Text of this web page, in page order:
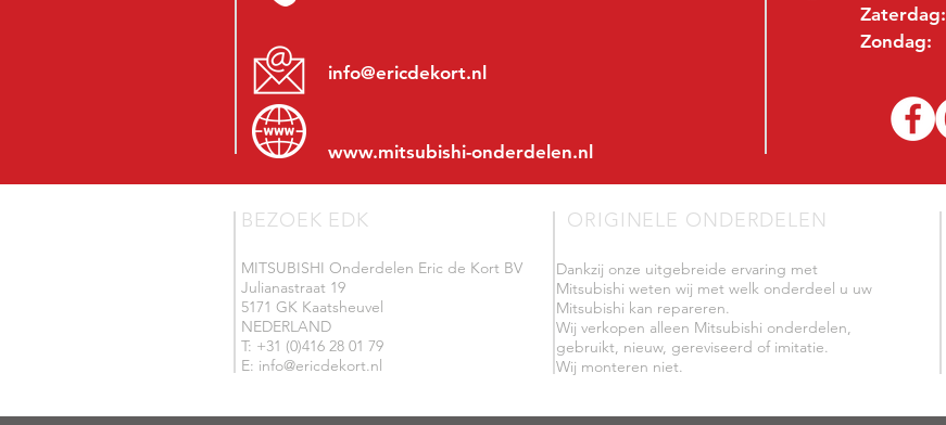
info@ericdekort.nl
www.mitsubishi-onderdelen.nl
Zaterdag:
Zondag:
BEZOEK EDK
MITSUBISHI Onderdelen Eric de Kort BV
Julianastraat 19
5171 GK Kaatsheuvel
NEDERLAND
T: +31 (0)416 28 01 79
E: info@ericdekort.nl
ORIGINELE ONDERDELEN
Dankzij onze uitgebreide ervaring met
Mitsubishi weten wij met welk onderdeel u uw
Mitsubishi kan repareren.
Wij verkopen alleen Mitsubishi onderdelen,
gebruikt, nieuw, gereviseerd of imitatie.
Wij monteren niet.